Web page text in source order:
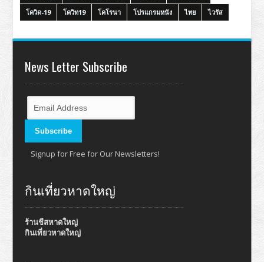
โควิด-19
โควิท19 โคโรนา โปรแกรมหนัง ไทย ไวรัส
News Letter Subscribe
Signup for Free for Our Newsletters!
กินเที่ยวหาดใหญ่
ร้านชีสหาดใหญ่
กินเที่ยวหาดใหญ่